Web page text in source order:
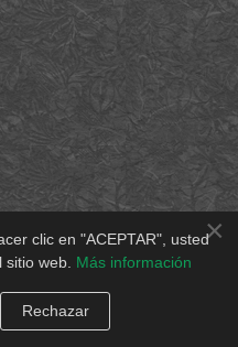
×
clic en "ACEPTAR", usted
web. Más información
Rechazar